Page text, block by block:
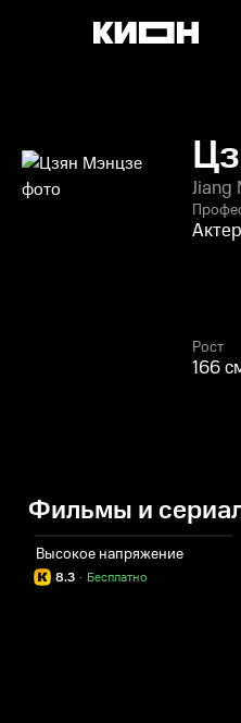
Jiang
Актер
Рост
166
Фильмы и
Высокое напряжение
8.3 Бесплатно
·